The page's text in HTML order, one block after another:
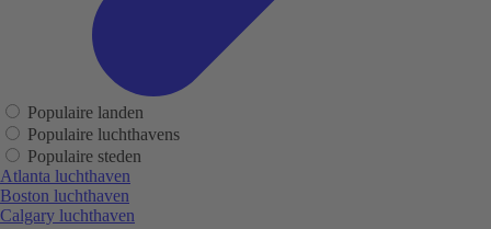
Populaire landen
Populaire luchthavens
Populaire steden
Atlanta luchthaven
Boston luchthaven
Calgary luchthaven